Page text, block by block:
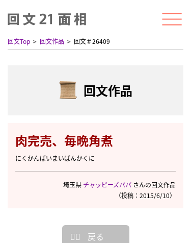
回文Top 回文作品 回文＃26409
回文作品
肉完売、毎晩角煮
にくかんばいまいばんかくに
埼玉県 チャッピーズパパ さんの回文作品
（投稿：2015/6/10）
戻る